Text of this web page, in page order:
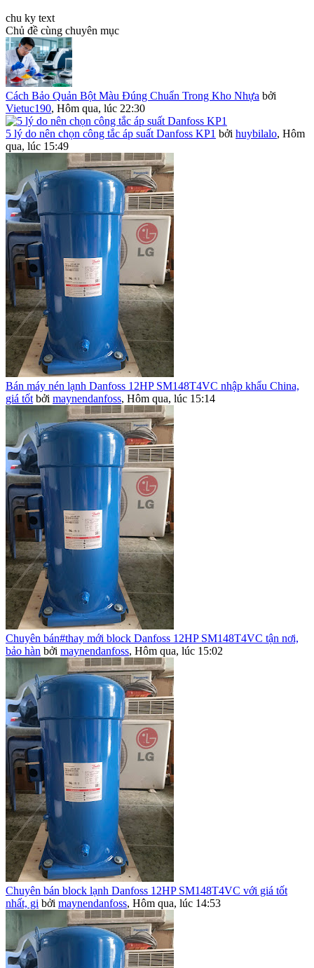
chu ky text
Chủ đề cùng chuyên mục
Cách Bảo Quản Bột Màu Đúng Chuẩn Trong Kho Nhựa bởi
Vietuc190, Hôm qua, lúc 22:30
5 lý do nên chọn công tắc áp suất Danfoss KP1 bởi huybilalo, Hôm
qua, lúc 15:49
Bán máy nén lạnh Danfoss 12HP SM148T4VC nhập khẩu China,
giá tốt bởi maynendanfoss, Hôm qua, lúc 15:14
Chuyên bán#thay mới block Danfoss 12HP SM148T4VC tận nơi,
bảo hàn bởi maynendanfoss, Hôm qua, lúc 15:02
Chuyên bán block lạnh Danfoss 12HP SM148T4VC với giá tốt
nhất, gi bởi maynendanfoss, Hôm qua, lúc 14:53